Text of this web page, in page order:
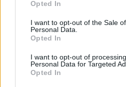
use your data for below specified
consent section.
Opted In
I want to opt-out of the Sale
Personal Data.
Opted In
I want to opt-out of
Personal Data for Targeted
Opted In
okáról, miért/mitől lett
nemrég átadott